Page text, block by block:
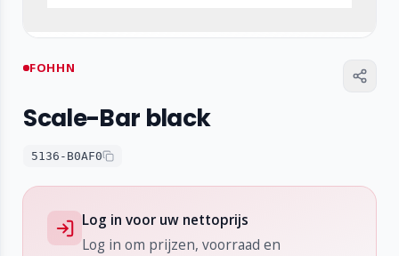
FOHHN
Scale-Bar black
5136-B0AF0
Log in voor uw nettoprijs
Log in om prijzen, voorraad en